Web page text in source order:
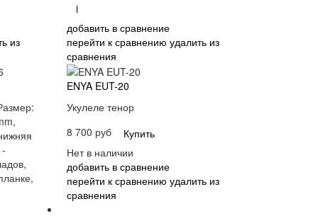
из
i
добавить в сравнение
перейти к сравнению удалить из
сравнения
ENYA EUT-20
Укулеле тенор
8 700 руб
Купить
Нет в наличии
добавить в сравнение
перейти к сравнению удалить из
сравнения